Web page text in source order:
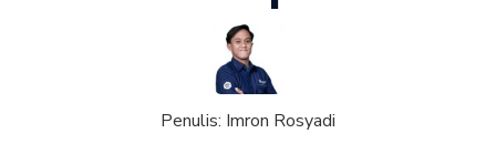
Penulis: Imron Rosyadi